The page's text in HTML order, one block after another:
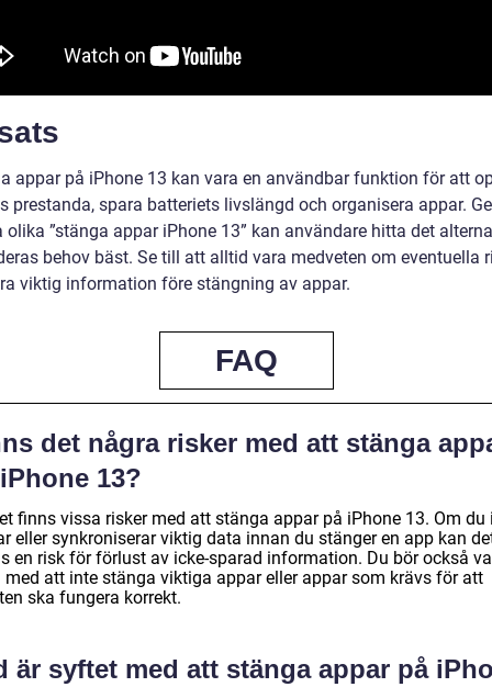
appar på iPhone 13 kan vara en användbar funktion för att
prestanda, spara batteriets livslängd och organisera appar.
olika ”stänga appar iPhone 13” kan användare hitta det
behov bäst. Se till att alltid vara medveten om eventuella
viktig information före stängning av appar.
FAQ
det några risker med att stänga
13?
finns vissa risker med att stänga appar på iPhone 13. Om du
eller synkroniserar viktig data innan du stänger en app kan
en risk för förlust av icke-sparad information. Du bör också
med att inte stänga viktiga appar eller appar som krävs för att
ska fungera korrekt.
är syftet med att stänga appar på